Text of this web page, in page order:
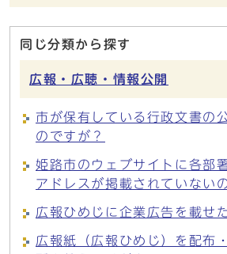
同じ分類から探す
広報・広聴・情報公開
市が保有している行政文書の
のですが？
姫路市のウェブサイトに各部
アドレスが掲載されていない
広報ひめじに企業広告を載せ
広報紙（広報ひめじ）を配布